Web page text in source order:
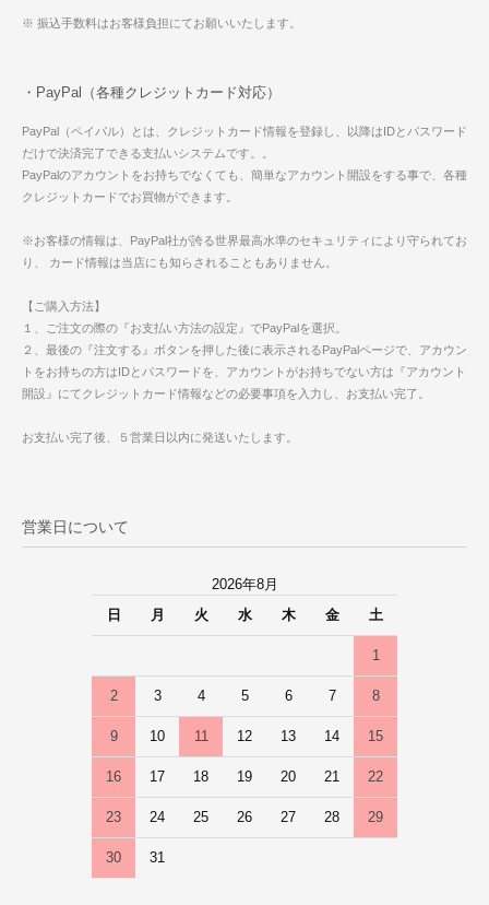
※ 振込手数料はお客様負担にてお願いいたします。
・PayPal（各種クレジットカード対応）
PayPal（ペイパル）とは、クレジットカード情報を登録し、以降はIDとパスワード
だけで決済完了できる支払いシステムです。。
PayPalのアカウントをお持ちでなくても、簡単なアカウント開設をする事で、各種
クレジットカードでお買物ができます。
※お客様の情報は、PayPal社が誇る世界最高水準のセキュリティにより守られてお
り、 カード情報は当店にも知らされることもありません。
【ご購入方法】
１、ご注文の際の『お支払い方法の設定』でPayPalを選択。
２、最後の『注文する』ボタンを押した後に表示されるPayPalページで、アカウン
トをお持ちの方はIDとパスワードを、アカウントがお持ちでない方は『アカウント
開設』にてクレジットカード情報などの必要事項を入力し、お支払い完了。
お支払い完了後、５営業日以内に発送いたします。
営業日について
2026年8月
日
月 火 水 木 金 土
1
2 3 4 5 6 7 8
9 10 11 12 13 14 15
16 17 18 19 20 21 22
23 24 25 26 27 28 29
30 31